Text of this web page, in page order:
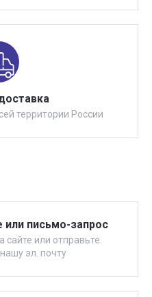
территории России
или письмо-запрос
сайте или отправьте
эл. почту